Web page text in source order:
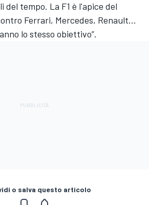
del tempo. La F1 è l'apice del
Ferrari, Mercedes, Renault...
lo stesso obiettivo”.
o salva questo articolo